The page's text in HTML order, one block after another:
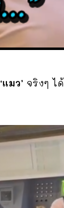
‘แมว’ จริงๆ ไ